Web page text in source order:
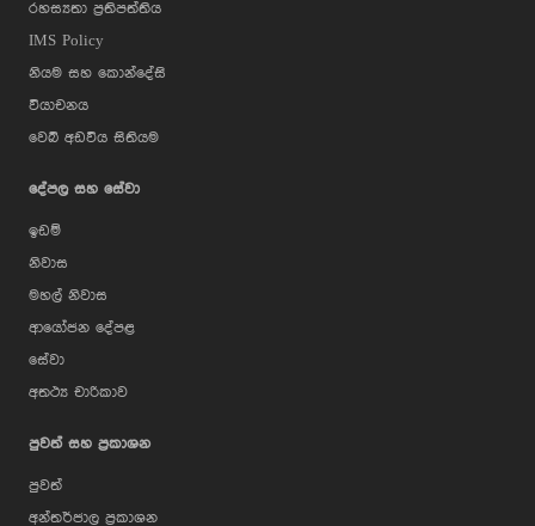
රහස්‍යතා ප්‍රතිපත්තිය
IMS Policy
නියම සහ කොන්දේසි
වියාචනය
වෙබ් අඩවිය සිතියම
දේපල සහ සේවා
ඉඩම්
නිවාස
මහල් නිවාස
ආයෝජන දේපළ
සේවා
අතථ්‍ය චාරිකාව
පුවත් සහ ප්‍රකාශන
පුවත්
අන්තර්ජාල ප්‍රකාශන